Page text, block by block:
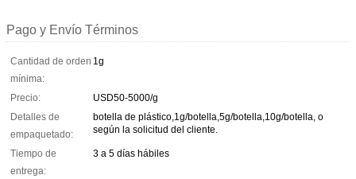
Pago y Envío Términos
Cantidad de orden
mínima:
1g
Precio:
USD50-5000/g
Detalles de
empaquetado:
botella de plástico,1g/botella,5g/botella,10g/botella, o
según la solicitud del cliente.
Tiempo de
entrega:
3 a 5 días hábiles